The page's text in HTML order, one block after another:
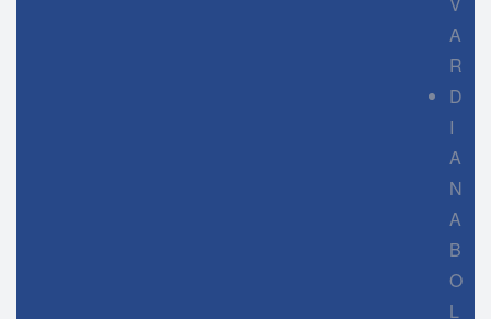
A
R
D
I
A
N
A
B
O
L